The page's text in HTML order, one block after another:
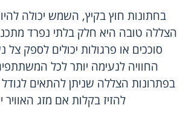
בחתונות חוץ בקיץ, השמש יכולה
הצללה טובה היא חלק בלתי נפרד
סוככים או פרגולות יכולים לספק צל
החוויה לנעימה יותר לכל
בפתרונות הצללה שניתן להתאים לגודל
להזיז בקלות אם מזג